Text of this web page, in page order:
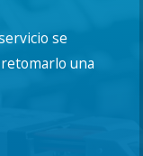
se
una